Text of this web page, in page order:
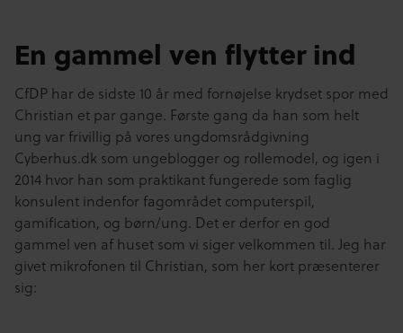
En gammel ven flytter ind
CfDP har de sidste 10 år med fornøjelse krydset spor med
Christian et par gange. Første gang da han som helt
ung var frivillig på vores ungdomsrådgivning
Cyberhus.dk som ungeblogger og rollemodel, og igen i
2014 hvor han som praktikant fungerede som faglig
konsulent indenfor fagområdet computerspil,
gamification, og børn/ung. Det er derfor en god
gammel ven af huset som vi siger velkommen til. Jeg har
givet mikrofonen til Christian, som her kort præsenterer
sig: